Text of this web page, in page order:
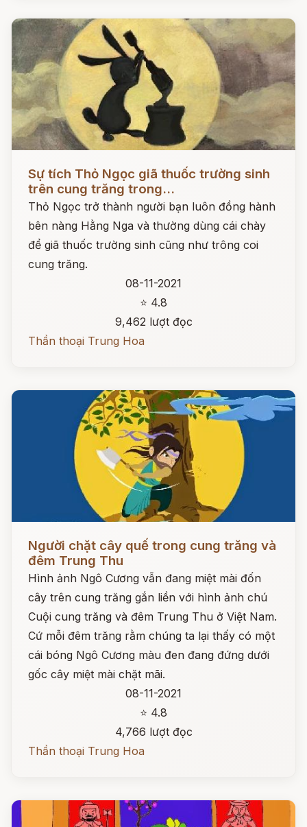
Sự tích Thỏ Ngọc giã thuốc trường sinh
trên cung trăng trong...
Thỏ Ngọc trở thành người bạn luôn đồng hành
bên nàng Hằng Nga và thường dùng cái chày
để giã thuốc trường sinh cũng như trông coi
cung trăng.
08-11-2021
⭐ 4.8
9,462 lượt đọc
Thần thoại Trung Hoa
Người chặt cây quế trong cung trăng và
đêm Trung Thu
Hình ảnh Ngô Cương vẫn đang miệt mài đốn
cây trên cung trăng gắn liền với hình ảnh chú
Cuội cung trăng và đêm Trung Thu ở Việt Nam.
Cứ mỗi đêm trăng rằm chúng ta lại thấy có một
cái bóng Ngô Cương màu đen đang đứng dưới
gốc cây miệt mài chặt mãi.
08-11-2021
⭐ 4.8
4,766 lượt đọc
Thần thoại Trung Hoa